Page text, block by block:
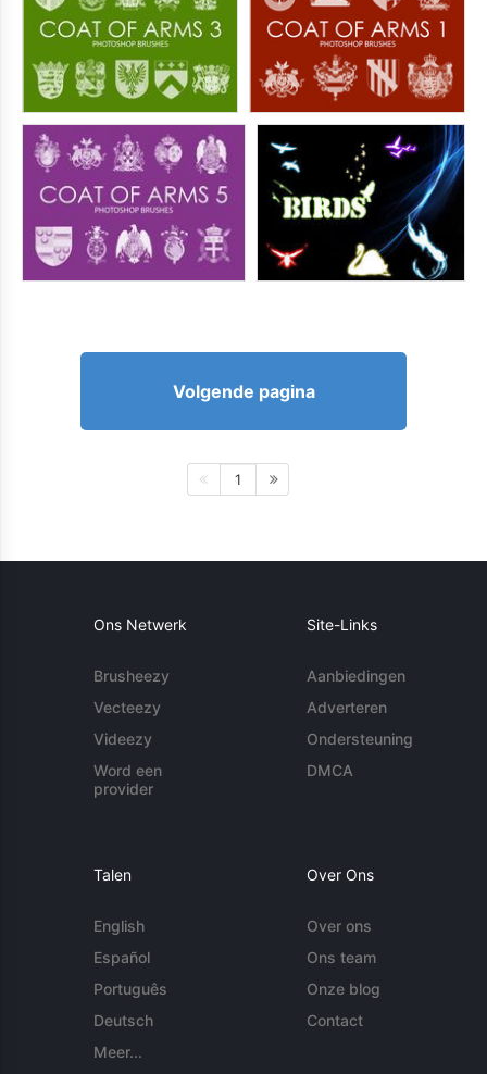
Volgende pagina
1
Ons Netwerk
Brusheezy
Vecteezy
Videezy
Word een
provider
Site-Links
Aanbiedingen
Adverteren
Ondersteuning
DMCA
Talen
English
Español
Português
Deutsch
Meer...
Over Ons
Over ons
Ons team
Onze blog
Contact